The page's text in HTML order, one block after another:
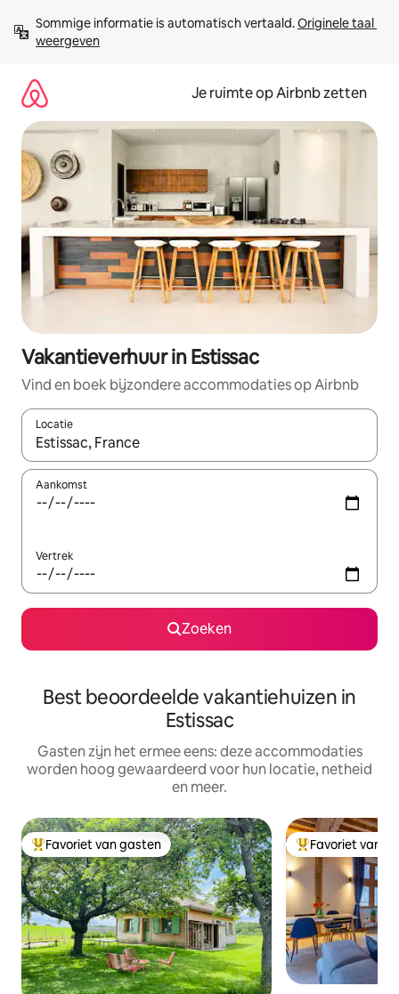
direct
naar
Sommige informatie is automatisch vertaald. Originele taal
weergeven
Je ruimte op Airbnb zetten
Vakantieverhuur in Estissac
Vind en boek bijzondere accommodaties op Airbnb
Locatie
Wanneer er suggesties beschikbaar zijn, maak je een keuze
Aankomst
Vertrek
Zoeken
Best beoordeelde vakantiehuizen in
Estissac
Gasten zijn het ermee eens: deze accommodaties
worden hoog gewaardeerd voor hun locatie, netheid
en meer.
Topfavoriet van gasten
Favoriet van gasten Topfavoriet van
Favoriet van